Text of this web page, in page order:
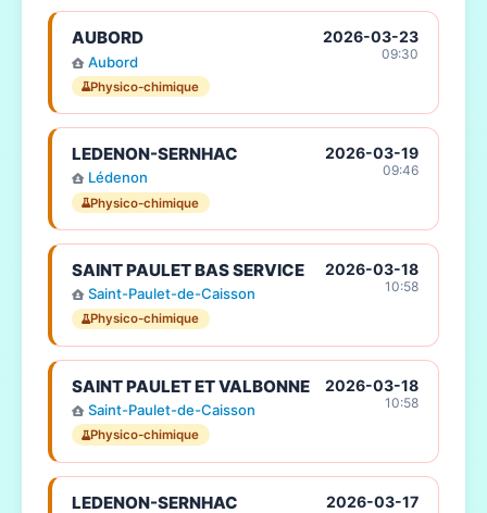
AUBORD
Aubord
Physico-chimique
2026-03-23
09:30
LEDENON-SERNHAC
Lédenon
Physico-chimique
2026-03-19
09:46
SAINT PAULET BAS SERVICE
Saint-Paulet-de-Caisson
Physico-chimique
2026-03-18
10:58
SAINT PAULET ET VALBONNE
Saint-Paulet-de-Caisson
Physico-chimique
2026-03-18
10:58
LEDENON-SERNHAC 2026-03-17